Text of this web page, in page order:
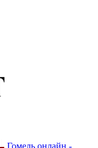
Гомель онлайн -